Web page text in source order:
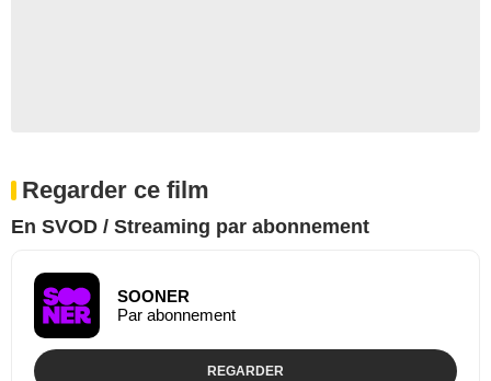
Regarder ce film
En SVOD / Streaming par abonnement
SOONER
Par abonnement
REGARDER